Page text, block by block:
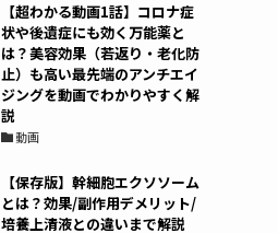
【超わかる動画1話】コロナ症
状や後遺症にも効く万能薬と
は？美容効果（若返り・老化防
止）も高い最先端のアンチエイ
ジングを動画でわかりやすく解
説
動画
【保存版】幹細胞エクソソーム
とは？効果/副作用デメリット/
培養上清液との違いまで解説